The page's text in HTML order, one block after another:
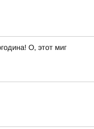
О, этот миг